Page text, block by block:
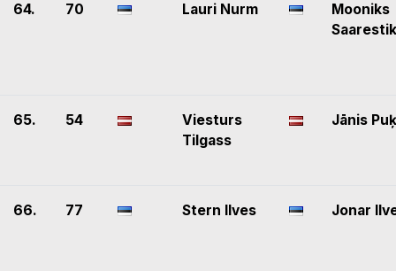
64. 70 Lauri Nurm
Mooniks
Saarestik
65. 54
Viesturs
Tilgass
Jānis
66. 77 Stern Ilves Jonar